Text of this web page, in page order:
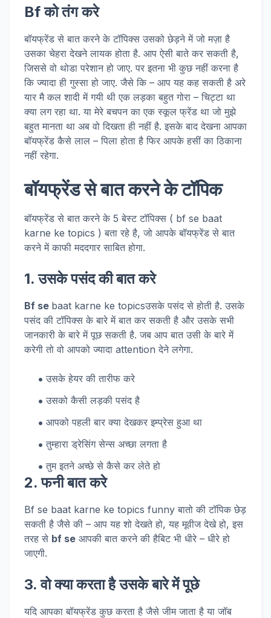
Bf को तंग करे
बॉयफ्रेंड से बात करने के टॉपिक्स उसको छेड़ने में जो मज़ा है
उसका चेहरा देखने लायक होता है. आप ऐसी बाते कर सकती है,
जिससे वो थोडा परेशान हो जाए. पर इतना भी कुछ नहीं करना है
कि ज्यादा ही गुस्सा हो जाए. जैसे कि – आप यह कह सकती है अरे
यार मै कल शादी में गयी थी एक लड़का बहुत गोरा – चिट्टा था
क्या लग रहा था. या मेरे बचपन का एक स्कूल फ्रेंड था जो मुझे
बहुत मानता था अब वो दिखता ही नहीं है. इसके बाद देखना आपका
बॉयफ्रेंड कैसे लाल – पिला होता है फिर आपके हसीं का ठिकाना
नहीं रहेगा.
बॉयफ्रेंड से बात करने के टॉपिक
बॉयफ्रेंड से बात करने के 5 बेस्ट टॉपिक्स ( bf se baat
karne ke topics ) बता रहे है, जो आपके बॉयफ्रेंड से बात
करने में काफी मददगार साबित होगा.
1. उसके पसंद की बात करे
Bf se baat karne ke topicsउसके पसंद से होती है. उसके
पसंद की टॉपिक्स के बारे में बात कर सकती है और उसके सभी
जानकारी के बारे में पूछ सकती है. जब आप बात उसी के बारे में
करेगी तो वो आपको ज्यादा attention देने लगेगा.
उसके हेयर की तारीफ करे
उसको कैसी लड़की पसंद है
आपको पहली बार क्या देखकर इम्प्रेस हुआ था
तुम्हारा ड्रेसिंग सेन्स अच्छा लगता है
तुम इतने अच्छे से कैसे कर लेते हो
2. फनी बात करे
Bf se baat karne ke topics funny बातो की टॉपिक छेड़
सकती है जैसे की – आप यह शो देखते हो, यह मूवीज देखे हो, इस
तरह से bf se आपकी बात करने की हैबिट भी धीरे – धीरे हो
जाएगी.
3. वो क्या करता है उसके बारे में पूछे
यदि आपका बॉयफ्रेंड कुछ करता है जैसे जीम जाता है या जॉब